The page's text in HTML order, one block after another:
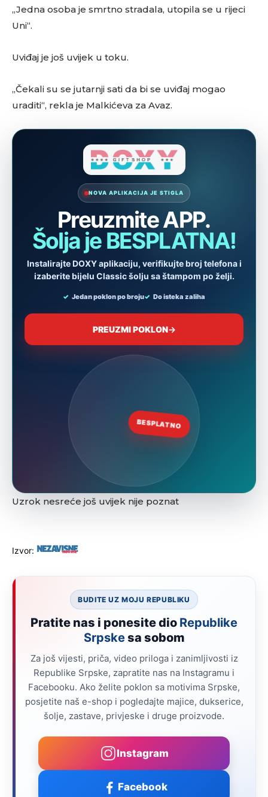
„Jedna osoba je smrtno stradala, utopila se u rijeci
Uni“.
Uviđaj je još uvijek u toku.
„Čekali su se jutarnji sati da bi se uviđaj mogao
uraditi“, rekla je Malkićeva za Avaz.
Uzrok nesreće još uvijek nije poznat
Izvor:
BUDITE UZ MOJU REPUBLIKU
Pratite nas i ponesite dio Republike
Srpskesa sobom
Za još vijesti, priča, video priloga i zanimljivosti iz
Republike Srpske, zapratite nas na Instagramu i
Facebooku. Ako želite poklon sa motivima Srpske,
posjetite naš e-shop i pogledajte majice, dukserice,
šolje, zastave, privjeske i druge proizvode.
Instagram
Facebook